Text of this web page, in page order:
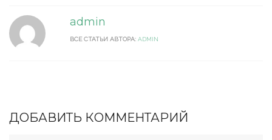
admin
ВСЕ СТАТЬИ АВТОРА: ADMIN
ДОБАВИТЬ КОММЕНТАРИЙ